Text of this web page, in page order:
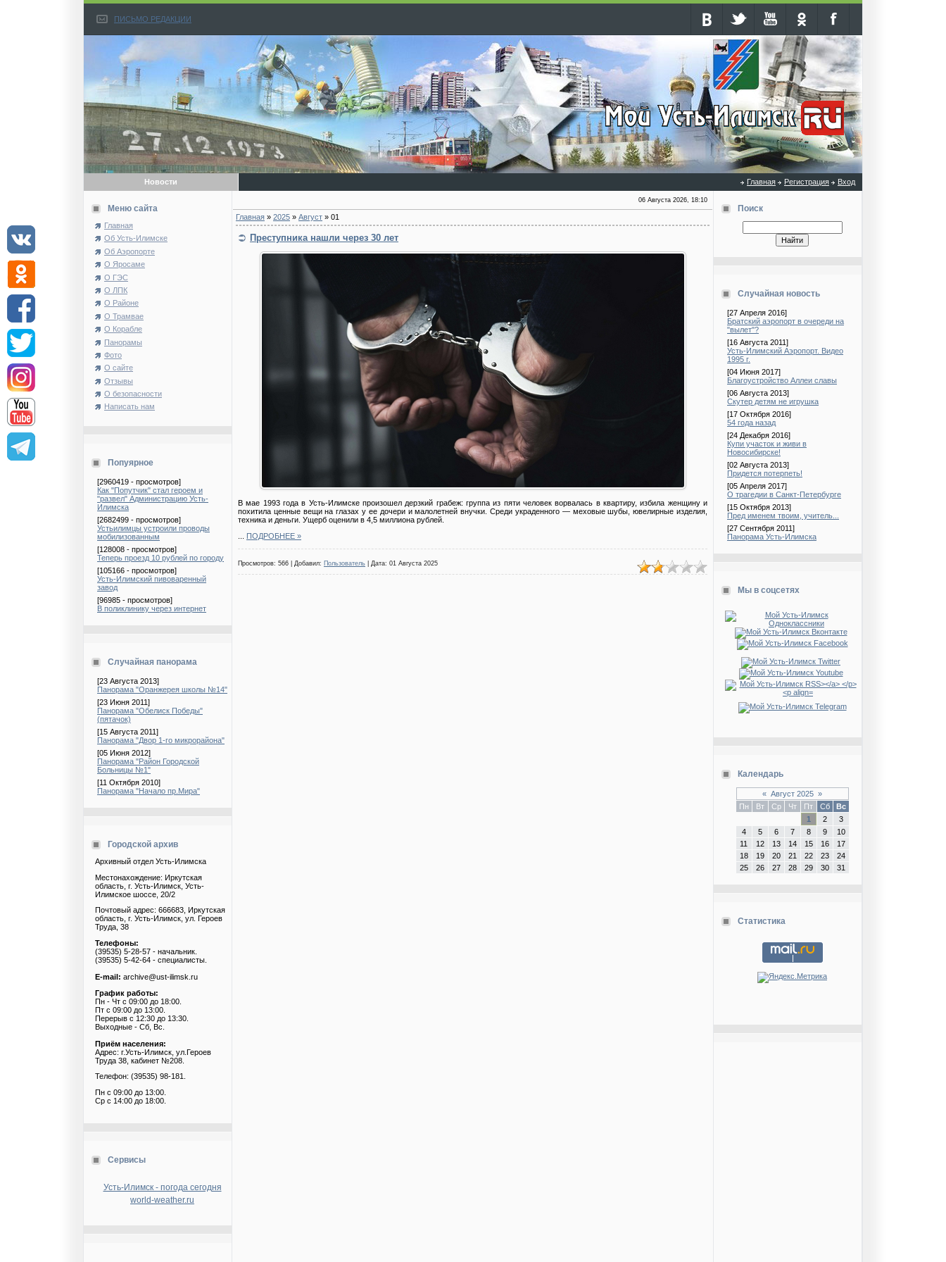
ПИСЬМО РЕДАКЦИИ
Новости Главная Регистрация Вход
Меню сайта
Главная
Об Усть-Илимске
Об Аэропорте
О Яросаме
О ГЭС
О ЛПК
О Районе
О Трамвае
О Корабле
Панорамы
Фото
О сайте
Отзывы
О безопасности
Написать нам
Попуярное
[2960419 - просмотров]
Как "Попутчик" стал героем и
"развел" Администрацию Усть-
Илимска
[2682499 - просмотров]
Устьилимцы устроили проводы
мобилизованным
[128008 - просмотров]
Теперь проезд 10 рублей по городу
[105166 - просмотров]
Усть-Илимский пивоваренный
завод
[96985 - просмотров]
В поликлинику через интернет
Случайная панорама
[23 Августа 2013]
Панорама "Оранжерея школы №14"
[23 Июня 2011]
Панорама "Обелиск Победы"
(пятачок)
[15 Августа 2011]
Панорама "Двор 1-го микрорайона"
[05 Июня 2012]
Панорама "Район Городской
Больницы №1"
[11 Октября 2010]
Панорама "Начало пр.Мира"
Городской архив
Архивный отдел Усть-Илимска
Местонахождение: Иркутская
область, г. Усть-Илимск, Усть-
Илимское шоссе, 20/2
Почтовый адрес: 666683, Иркутская
область, г. Усть-Илимск, ул. Героев
Труда, 38
Телефоны:
(39535) 5-28-57 - начальник.
(39535) 5-42-64 - специалисты.
E-mail: archive@ust-ilimsk.ru
График работы:
Пн - Чт с 09:00 до 18:00.
Пт с 09:00 до 13:00.
Перерыв с 12:30 до 13:30.
Выходные - Сб, Вс.
Приём населения:
Адрес: г.Усть-Илимск, ул.Героев
Труда 38, кабинет №208.
Телефон: (39535) 98-181.
Пн с 09:00 до 13:00.
Ср с 14:00 до 18:00.
Сервисы
Усть-Илимск - погода сегодня
world-weather.ru
06 Августа 2026, 18:10
Главная » 2025 » Август » 01
Преступника нашли через 30 лет
В мае 1993 года в Усть-Илимске произошел дерзкий грабеж: группа из пяти человек ворвалась в квартиру, избила женщину и
похитила ценные вещи на глазах у ее дочери и малолетней внучки. Среди украденного — меховые шубы, ювелирные изделия,
техника и деньги. Ущерб оценили в 4,5 миллиона рублей.
ПОДРОБНЕЕ »
Просмотров: 566 | Добавил: Пользователь | Дата: 01 Августа 2025
Поиск
Случайная новость
[27 Апреля 2016]
Братский аэропорт в очереди на
"вылет"?
[16 Августа 2011]
Усть-Илимский Аэропорт. Видео
1995 г.
[04 Июня 2017]
Благоустройство Аллеи славы
[06 Августа 2013]
Скутер детям не игрушка
[17 Октября 2016]
54 года назад
[24 Декабря 2016]
Купи участок и живи в
Новосибирске!
[02 Августа 2013]
Придется потерпеть!
[05 Апреля 2017]
О трагедии в Санкт-Петербурге
[15 Октября 2013]
Пред именем твоим, учитель...
[27 Сентября 2011]
Панорама Усть-Илимска
Мы в соцсетях
Календарь
« Август 2025 »
Пн
Вт Ср Чт Пт Сб
Вс
1
2
3
4
5 6 7 8 9
10
11
12 13 14 15 16
17
18
19 20 21 22 23
24
25
26 27 28 29 30 31
Статистика